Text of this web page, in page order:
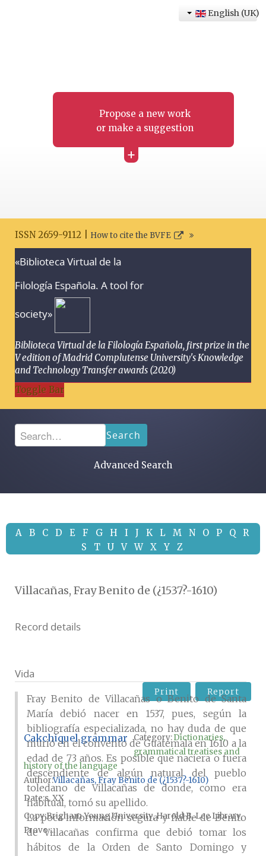
Propose a new work
or make a suggestion
+
English (UK)
ISSN 2659-9112 | How to cite the BVFE
«Biblioteca Virtual de la
Filología Española. A tool for
society»
Biblioteca Virtual de la Filología Española, first prize in the
V edition of Madrid Complutense University's Knowledge
and Technology Transfer awards (2020)
Toggle Bar
Search
Advanced Search
A B C D E F G H I J K L M N O P Q
R
S
T U V W X Y Z
Villacañas, Fray Benito de (¿1537?-1610)
Record details
Vida
Fray Benito de Villacañas o Benito de Santa
María debió nacer en 1537, pues, según la
bibliografía especializada, no hay duda de que
murió en el convento de Guatemala en 1610 a la
edad de 73 años. Es posible que naciera o fuera
descendiente de algún natural del pueblo
toledano de Villacañas de donde, como era
habitual, tomó su apellido.
La poca información segura y fiable de Benito
de Villacañas confirma que debió tomar los
hábitos de la Orden de Santo Domingo y
Print Report
Cakchiquel grammar Category:Dictionaries,
grammatical treatises and
history of the language
AuthorVillacañas, Fray Benito de (¿1537?-1610)
Date s. XX
CopyBrigham Young University, Harold B. Lee Library,
Provo ...